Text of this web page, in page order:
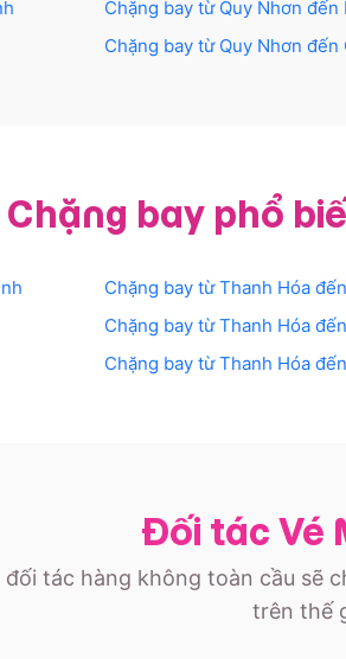
Chặng bay từ Quy Nhơn đến
Chặng bay từ Quy Nhơn đến
Chặng bay phổ
Chặng bay từThanh Hóa
Chặng bay từThanh Hóa đến
Chặng bay từThanh Hóa đến
Đối tác Vé
đối tác hàng không toàn cầu sẽ
trên thế